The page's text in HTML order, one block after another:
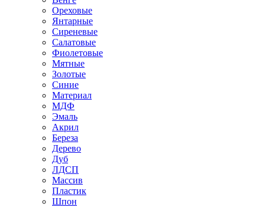
Ореховые
Янтарные
Сиреневые
Салатовые
Фиолетовые
Мятные
Золотые
Синие
Материал
МДФ
Эмаль
Акрил
Береза
Дерево
Дуб
ЛДСП
Массив
Пластик
Шпон